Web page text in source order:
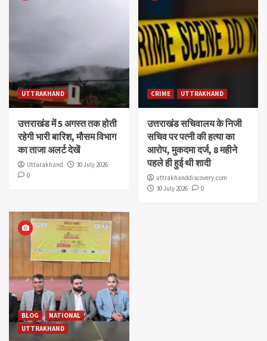
UTTRAKHAND
उत्तराखंड में 5 अगस्त तक होती
रहेगी भारी बारिश, मौसम विभाग
का ताजा अलर्ट देखें
Uttarakhand
30 July 2026
0
CRIME UTTRAKHAND
उत्तराखंड सचिवालय के निजी
सचिव पर पत्नी की हत्या का
आरोप, मुकदमा दर्ज, 8 महीने
पहले ही हुई थी शादी
uttrakhanddiscovery.com
30 July 2026
0
BLOG
NATIONAL
UTTRAKHAND